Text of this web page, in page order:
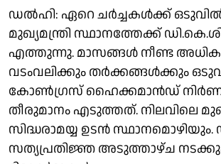
ഡല്‍ഹി: ഏറെ ചർച്ചകൾക്ക്
മുഖ്യമന്ത്രി സ്ഥാനത്തേക്ക്
എത്തുന്നു. മാസങ്ങൾ നീണ്ട
വടംവലിക്കും തർക്കങ്ങൾക്കും
കോൺഗ്രസ് ഹൈക്കമാൻഡ്
തീരുമാനം എടുത്തത്. നിലവിലെ
സിദ്ധരാമയ്യ ഉടൻ
സത്യപ്രതിജ്ഞ അടുത്താഴ്ച